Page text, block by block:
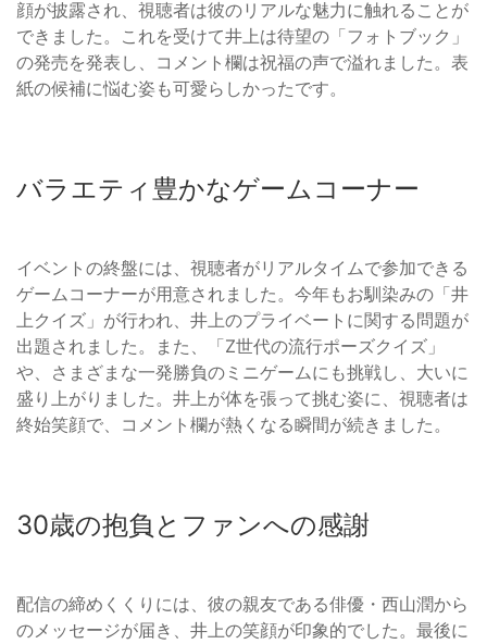
顔が披露され、視聴者は彼のリアルな魅力に触れることが
できました。これを受けて井上は待望の「フォトブック」
の発売を発表し、コメント欄は祝福の声で溢れました。表
紙の候補に悩む姿も可愛らしかったです。
バラエティ豊かなゲームコーナー
イベントの終盤には、視聴者がリアルタイムで参加できる
ゲームコーナーが用意されました。今年もお馴染みの「井
上クイズ」が行われ、井上のプライベートに関する問題が
出題されました。また、「Z世代の流行ポーズクイズ」
や、さまざまな一発勝負のミニゲームにも挑戦し、大いに
盛り上がりました。井上が体を張って挑む姿に、視聴者は
終始笑顔で、コメント欄が熱くなる瞬間が続きました。
30歳の抱負とファンへの感謝
配信の締めくくりには、彼の親友である俳優・西山潤から
のメッセージが届き、井上の笑顔が印象的でした。最後に